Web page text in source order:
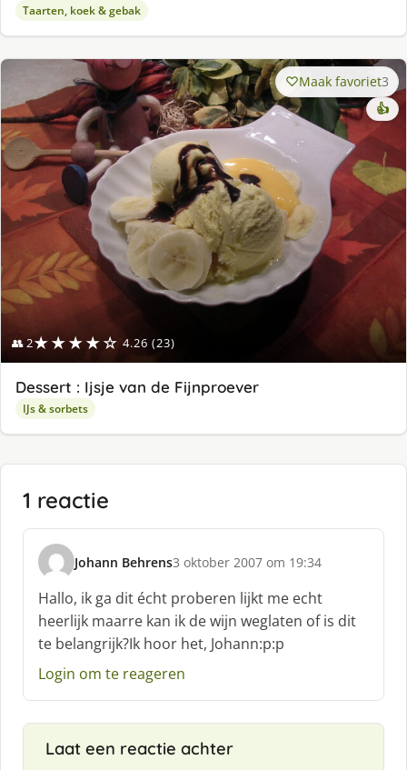
Taarten, koek & gebak
👥 2★★★★☆ 4.26 (23)
Maak favoriet3
👍
Dessert : Ijsje van de Fijnproever
IJs & sorbets
1 reactie
Johann Behrens
s
c
h
r
e
e
:
3 oktober 2007 om 19:34
Hallo, ik ga dit écht proberen lijkt me echt
heerlijk maarre kan ik de wijn weglaten of is dit
te belangrijk?Ik hoor het, Johann:p:p
Login om te reageren
Laat een reactie achter